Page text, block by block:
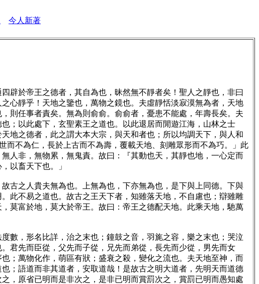
今人新著
於帝王之德者，其自為也，昧然無不靜者矣！聖人之靜也，非曰
心靜乎！天地之鑒也，萬物之鏡也。夫虛靜恬淡寂漠無為者，天地
則任事者責矣。無為則俞俞。俞俞者，憂患不能處，年壽長矣。夫
；以此處下，玄聖素王之道也。以此退居而閒遊江海，山林之士
地之德者，此之謂大本大宗，與天和者也；所以均調天下，與人和
不為仁，長於上古而不為壽，覆載天地、刻雕眾形而不為巧。」此
人非，無物累，無鬼責。故曰：『其動也天，其靜也地，一心定而
以畜天下也。」
之人貴夫無為也。上無為也，下亦無為也，是下與上同德。下與
此不易之道也。故古之王天下者，知雖落天地，不自慮也；辯雖雕
莫富於地，莫大於帝王。故曰：帝王之德配天地。此乘天地，馳萬
，形名比詳，治之末也；鐘鼓之音，羽旄之容，樂之末也；哭泣
君先而臣從，父先而子從，兄先而弟從，長先而少從，男先而女
；萬物化作，萌區有狀；盛衰之殺，變化之流也。夫天地至神，而
；語道而非其道者，安取道哉！是故古之明大道者，先明天而道德
，原省已明而是非次之，是非已明而賞罰次之，賞罰已明而愚知處